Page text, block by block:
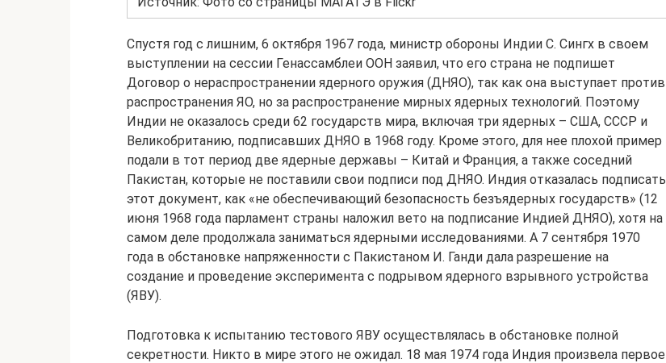
Спустя год с лишним, 6 октября 1967 года, министр обороны Индии С. Сингх в своем
выступлении на сессии Генассамблеи ООН заявил, что его страна не подпишет
Договор о нераспространении ядерного оружия (ДНЯО), так как она выступает против
распространения ЯО, но за распространение мирных ядерных технологий. Поэтому
Индии не оказалось среди 62 государств мира, включая три ядерных – США, СССР и
Великобританию, подписавших ДНЯО в 1968 году. Кроме этого, для нее плохой пример
подали в тот период две ядерные державы – Китай и Франция, а также соседний
Пакистан, которые не поставили свои подписи под ДНЯО. Индия отказалась подписать
этот документ, как «не обеспечивающий безопасность безъядерных государств» (12
июня 1968 года парламент страны наложил вето на подписание Индией ДНЯО), хотя на
самом деле продолжала заниматься ядерными исследованиями. А 7 сентября 1970
года в обстановке напряженности с Пакистаном И. Ганди дала разрешение на
создание и проведение эксперимента с подрывом ядерного взрывного устройства
(ЯВУ).
Подготовка к испытанию тестового ЯВУ осуществлялась в обстановке полной
секретности. Никто в мире этого не ожидал. 18 мая 1974 года Индия произвела первое